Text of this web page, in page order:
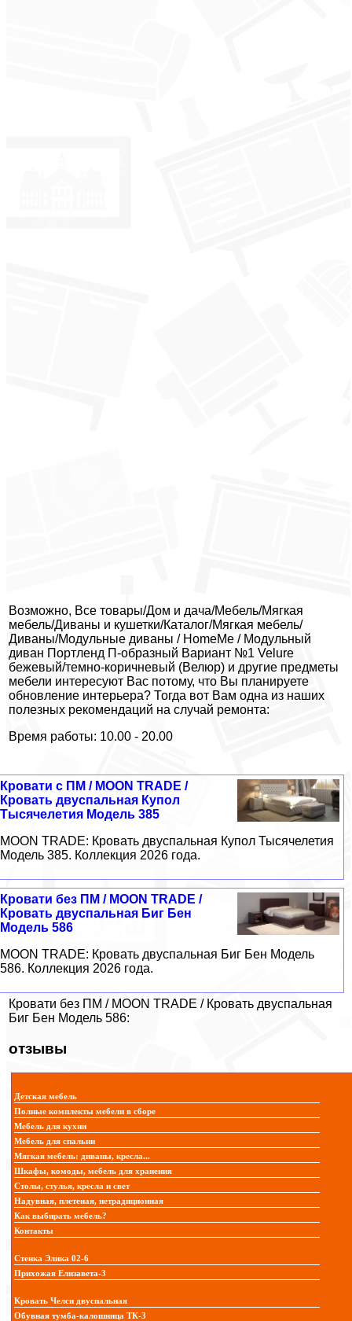
Возможно, Все товары/Дом и дача/Мебель/Мягкая
мебель/Диваны и кушетки/Каталог/Мягкая мебель/
Диваны/Модульные диваны / HomeMe / Модульный
диван Портленд П-образный Вариант №1 Velure
бежевый/темно-коричневый (Велюр) и другие предметы
мебели интересуют Вас потому, что Вы планируете
обновление интерьера? Тогда вот Вам одна из наших
полезных рекомендаций на случай ремонта:
Время работы: 10.00 - 20.00
Кровати с ПМ / MOON TRADE /
Кровать двуспальная Купол
Тысячелетия Модель 385
MOON TRADE: Кровать двуспальная Купол Тысячелетия
Модель 385. Коллекция 2026 года.
Кровати без ПМ / MOON TRADE /
Кровать двуспальная Биг Бен
Модель 586
MOON TRADE: Кровать двуспальная Биг Бен Модель
586. Коллекция 2026 года.
Кровати без ПМ / MOON TRADE / Кровать двуспальная
Биг Бен Модель 586:
отзывы
Детская мебель
Полные комплекты мебели в сборе
Мебель для кухни
Мебель для спальни
Мягкая мебель: диваны, кресла...
Шкафы, комоды, мебель для хранения
Столы, стулья, кресла и свет
Надувная, плетеная, нетрадиционная
Как выбирать мебель?
Контакты
Стенка Элика 02-6
Прихожая Елизавета-3
Кровать Челси двуспальная
Обувная тумба-калошница ТК-3